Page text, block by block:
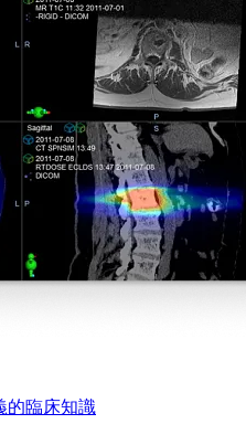
的臨床知識